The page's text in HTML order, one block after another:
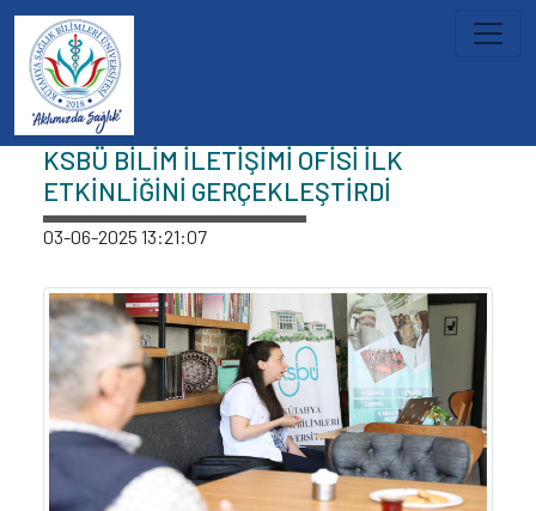
İçeriğe atla
Haberler
KSBÜ BİLİM İLETİŞİMİ OFİSİ İLK
ETKİNLİĞİNİ GERÇEKLEŞTİRDİ
03-06-2025 13:21:07